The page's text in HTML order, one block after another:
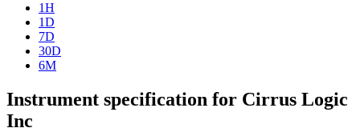
1H
1D
7D
30D
6M
Instrument specification for Cirrus Logic
Inc